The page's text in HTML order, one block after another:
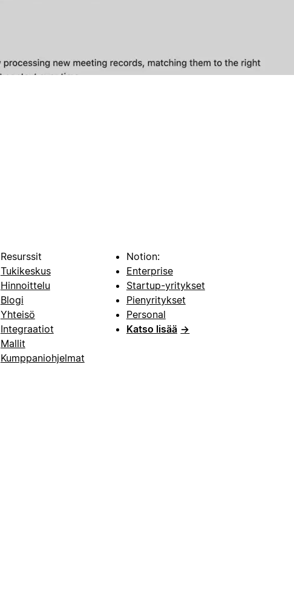
Resurssit
Tukikeskus
Hinnoittelu
Blogi
Yhteisö
Integraatiot
Mallit
Kumppaniohjelmat
Notion:
Enterprise
Startup-yritykset
Pienyritykset
Personal
Katso lisää →